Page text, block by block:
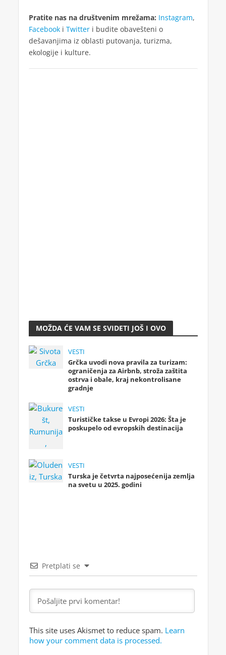
Pratite nas na društvenim mrežama: Instagram,
Facebooki Twitteri budite obavešteni o
dešavanjima iz oblasti putovanja, turizma,
ekologije i kulture.
MOŽDA ĆE VAM SE SVIDETI JOŠ I OVO
VESTI
Grčka uvodi nova pravila za turizam:
ograničenja za Airbnb, stroža zaštita
ostrva i obale, kraj nekontrolisane
gradnje
VESTI
Turističke takse u Evropi 2026: Šta je
poskupelo od evropskih destinacija
VESTI
Turska je četvrta najposećenija zemlja
na svetu u 2025. godini
Pretplati se
This site uses Akismet to reduce spam. Learn
how your comment data is processed.